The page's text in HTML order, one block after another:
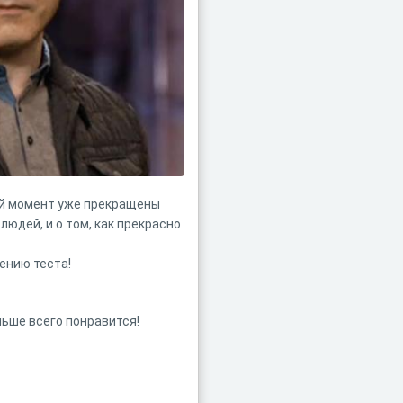
момент уже прекращены
и о том, как прекрасно
теста!
всего понравится!